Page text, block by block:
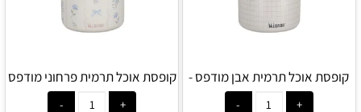
קופסת אוכל תרמית אבן מודפס -
Minene
קופסת אוכל תרמית פרחוני מודפס
- Minene